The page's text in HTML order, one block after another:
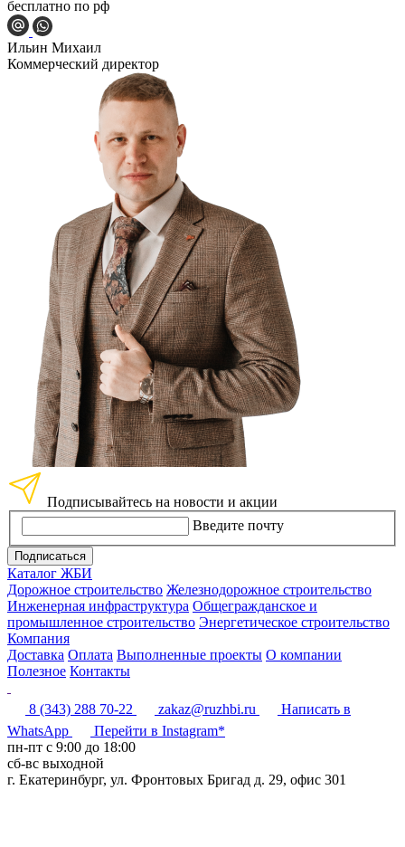
бесплатно по рф
Ильин Михаил
Коммерческий директор
Подписывайтесь на новости и акции
Введите почту
Подписаться
Каталог ЖБИ
Дорожное строительство Железнодорожное строительство
Инженерная инфраструктура Общегражданское и
промышленное строительство Энергетическое строительство
Компания
Доставка Оплата Выполненные проекты О компании
Полезное Контакты
8 (343) 288 70-22 zakaz@ruzhbi.ru
Написать в
WhatsApp
Перейти в Instagram*
пн-пт c 9:00 до 18:00
сб-вс выходной
г. Екатеринбург, ул. Фронтовых Бригад д. 29, офис 301